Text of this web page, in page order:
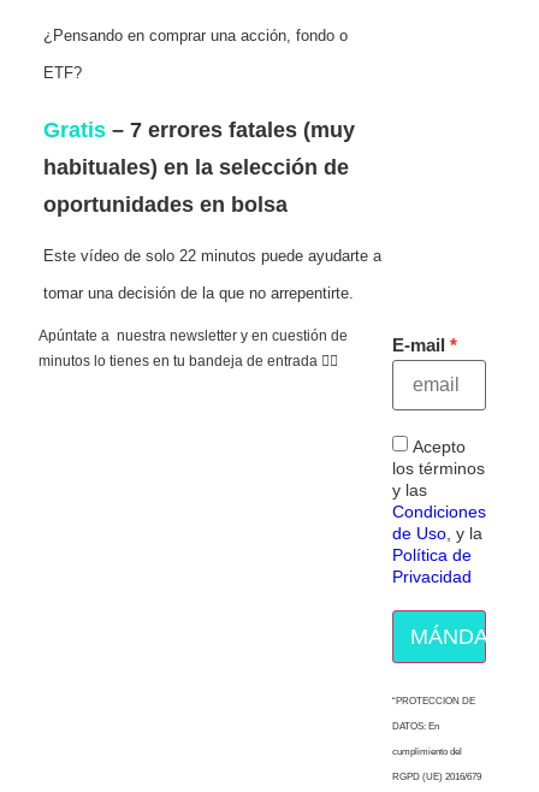
¿Pensando en comprar una acción, fondo o
ETF?
Gratis – 7 errores fatales (muy
habituales) en la selección de
oportunidades en bolsa
Este vídeo de solo 22 minutos puede ayudarte a
tomar una decisión de la que no arrepentirte.
Apúntate a nuestra newsletter y en cuestión de
minutos lo tienes en tu bandeja de entrada 👇🏻
E-mail
Acepto
los términos
y las
Condiciones
de Uso, y la
Política de
Privacidad
MÁNDAME
“PROTECCION DE
DATOS: En
cumplimiento del
RGPD (UE) 2016/679